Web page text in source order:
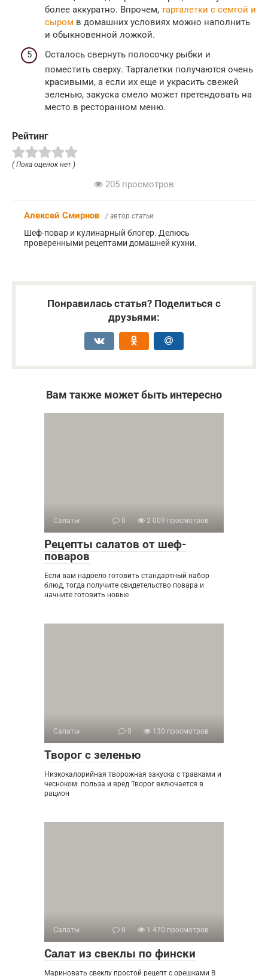
более аккуратно. Впрочем, тарталетки с семгой и
сыром в домашних условиях можно наполнить
и обыкновенной ложкой.
Осталось свернуть полосочку рыбки и
поместить сверху. Тарталетки получаются очень
красивыми, а если их еще и украсить свежей
зеленью, закуска смело может претендовать на
место в ресторанном меню.
Рейтинг
( Пока оценок нет )
205 просмотров
Алексей Смирнов / автор статьи
Шеф-повар и кулинарный блогер. Делюсь
проверенными рецептами домашней кухни.
Понравилась статья? Поделиться с
друзьями:
Вам также может быть интересно
Салаты 0 2 009 просмотров
Рецепты салатов от шеф-
поваров
Если вам надоело готовить стандартный набор
блюд, тогда получите свидетельство повара и
начните готовить новые
Салаты 0 130 просмотров
Творог с зеленью
Низкокалорийная творожная закуска с травками и
чесноком: польза и вред Творог включается в
рацион
Салаты 0 1 470 просмотров
Салат из свеклы по фински
Мариновать свеклу простой рецепт с орешками В